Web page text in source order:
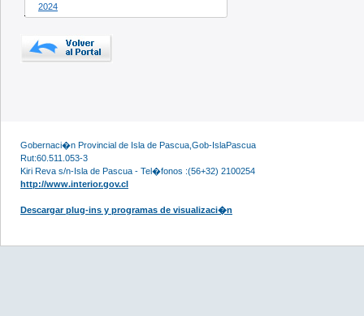
2024
Gobernaci�n Provincial de Isla de Pascua,Gob-IslaPascua
Rut:60.511.053-3
Kiri Reva s/n-Isla de Pascua - Tel�fonos :(56+32) 2100254
http://www.interior.gov.cl
Descargar plug-ins y programas de visualizaci�n